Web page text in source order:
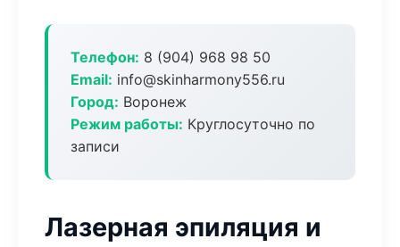
Телефон: 8 (904) 968 98 50
Email: info@skinharmony556.ru
Город: Воронеж
Режим работы: Круглосуточно по
записи
Лазерная эпиляция и